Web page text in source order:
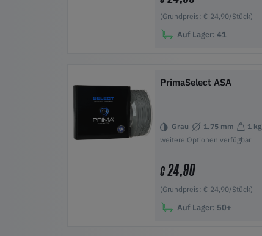
(Grundpreis: € 24,90/Stück)
Auf Lager: 41
PrimaSelect ASA
Grau 1.75 mm
1 kg
weitere Optionen verfügbar
€24,90
(Grundpreis: € 24,90/Stück)
Auf Lager: 50+